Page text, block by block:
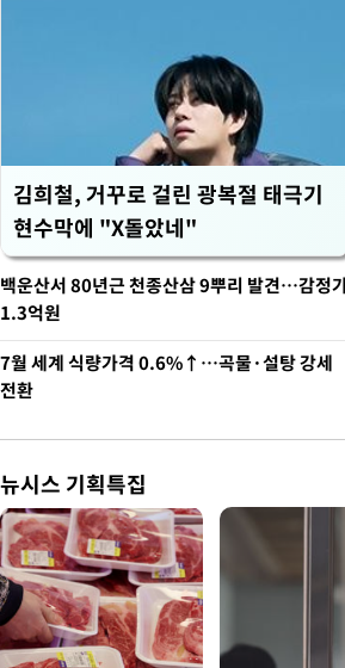
김희철, 거꾸로 걸린 광복절 태극기
현수막에 "X돌았네"
백운산서 80년근 천종산삼 9뿌리 발견…감정
1.3억원
7월 세계 식량가격 0.6%↑…곡물·설탕 강세
전환
뉴시스 기획특집